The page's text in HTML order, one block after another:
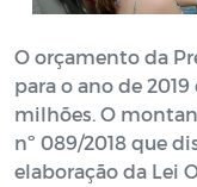
O orçamento da
para o ano de
milhões. O
nº 089/2018 que
elaboração da Lei